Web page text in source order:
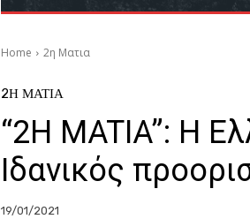
Home 2η Ματια
2Η ΜΑΤΙΑ
“2H MATIA”: Η
Ιδανικός
19/01/2021